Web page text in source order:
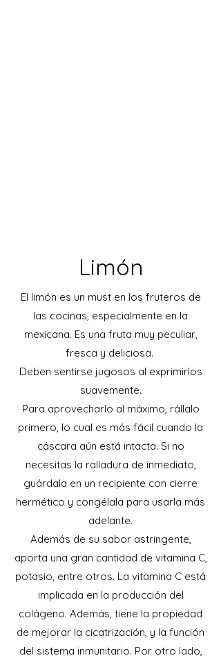
Limón
El limón es un must en los fruteros de
las cocinas, especialmente en la
mexicana. Es una fruta muy peculiar,
fresca y deliciosa.
Deben sentirse jugosos al exprimirlos
suavemente.
Para aprovecharlo al máximo, rállalo
primero, lo cual es más fácil cuando la
cáscara aún está intacta. Si no
necesitas la ralladura de inmediato,
guárdala en un recipiente con cierre
hermético y congélala para usarla más
adelante.
Además de su sabor astringente,
aporta una gran cantidad de vitamina C,
potasio, entre otros. La vitamina C está
implicada en la producción del
colágeno. Además, tiene la propiedad
de mejorar la cicatrización, y la función
del sistema inmunitario. Por otro lado,